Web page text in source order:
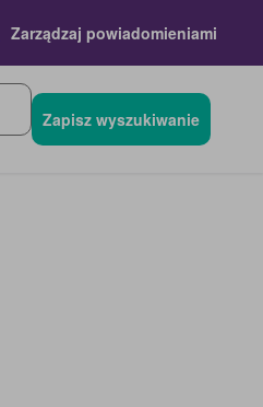
Zarządzaj powiadomieniami
Zapisz wyszukiwanie